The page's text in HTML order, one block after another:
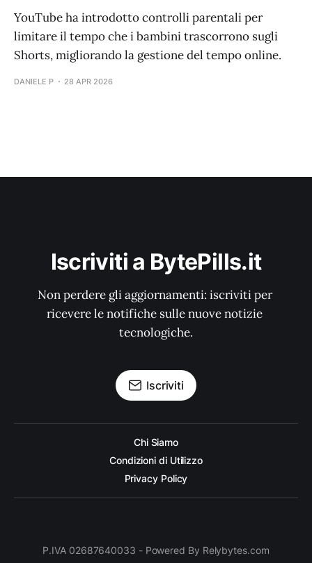
YouTube ha introdotto controlli parentali per
limitare il tempo che i bambini trascorrono sugli
Shorts, migliorando la gestione del tempo online.
DANIELE P 28 APR 2026
Iscriviti a BytePills.it
Non perdere gli aggiornamenti: iscriviti per
ricevere le notifiche sulle nuove notizie
tecnologiche.
Iscriviti
Chi Siamo
Condizioni di Utilizzo
Privacy Policy
P.IVA 02687640033 - Powered By Relybytes.com